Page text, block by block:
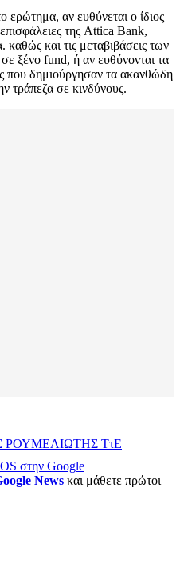
ερώτημα, αν ευθύνεται ο ίδιος
της Attica Bank,
και τις μεταβιβάσεις των
ξένο fund, ή αν ευθύνονται τα
που δημιούργησαν τα ακανθώδη
τράπεζα σε κινδύνους.
ΡΟΥΜΕΛΙΩΤΗΣ ΤτΕ
στην Google
News και μάθετε πρώτοι